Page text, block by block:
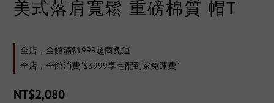
美式落肩寬鬆 重磅棉質 帽T
全店，全館滿$1999超商免運
全店，全館消費“$3999享宅配到家免運費”
NT$2,080